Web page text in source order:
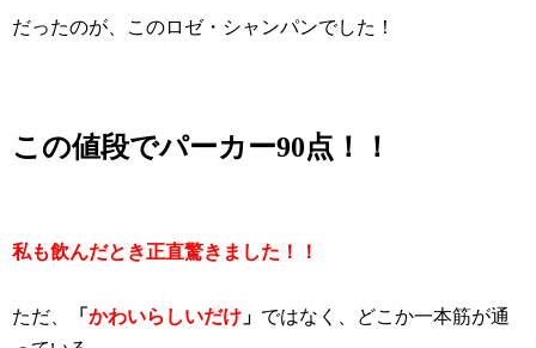
だったのが、このロゼ・シャンパンでした！
この値段でパーカー90点！！
私も飲んだとき正直驚きました！！
ただ、 「 かわいらしいだけ 」 ではなく、どこか一本筋が通